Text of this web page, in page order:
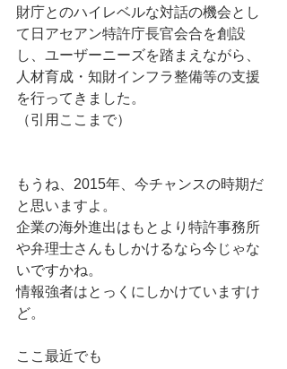
財庁とのハイレベルな対話の機会とし
て日アセアン特許庁長官会合を創設
し、ユーザーニーズを踏まえながら、
人材育成・知財インフラ整備等の支援
を行ってきました。
（引用ここまで）
もうね、2015年、今チャンスの時期だ
と思いますよ。
企業の海外進出はもとより特許事務所
や弁理士さんもしかけるなら今じゃな
いですかね。
情報強者はとっくにしかけていますけ
ど。
ここ最近でも